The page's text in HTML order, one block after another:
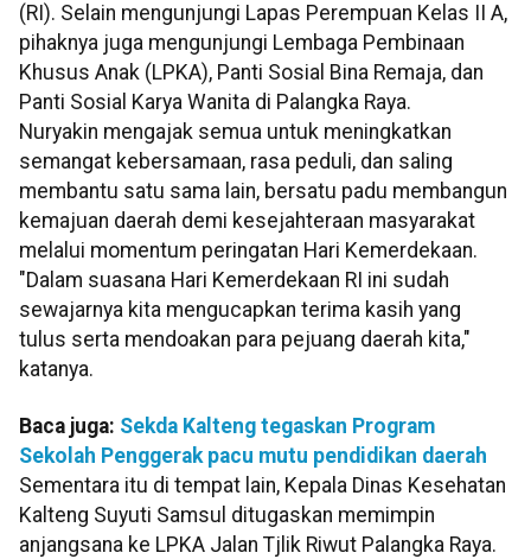
(RI). Selain mengunjungi Lapas Perempuan Kelas II A,
pihaknya juga mengunjungi Lembaga Pembinaan
Khusus Anak (LPKA), Panti Sosial Bina Remaja, dan
Panti Sosial Karya Wanita di Palangka Raya.
Nuryakin mengajak semua untuk meningkatkan
semangat kebersamaan, rasa peduli, dan saling
membantu satu sama lain, bersatu padu membangun
kemajuan daerah demi kesejahteraan masyarakat
melalui momentum peringatan Hari Kemerdekaan.
"Dalam suasana Hari Kemerdekaan RI ini sudah
sewajarnya kita mengucapkan terima kasih yang
tulus serta mendoakan para pejuang daerah kita,"
katanya.
Baca juga: Sekda Kalteng tegaskan Program
Sekolah Penggerak pacu mutu pendidikan daerah
Sementara itu di tempat lain, Kepala Dinas Kesehatan
Kalteng Suyuti Samsul ditugaskan memimpin
anjangsana ke LPKA Jalan Tjlik Riwut Palangka Raya.